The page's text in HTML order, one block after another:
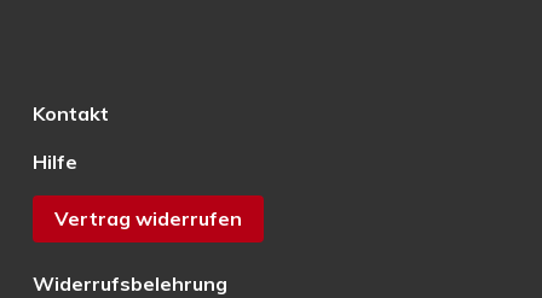
Kontakt
Hilfe
Vertrag widerrufen
Widerrufsbelehrung